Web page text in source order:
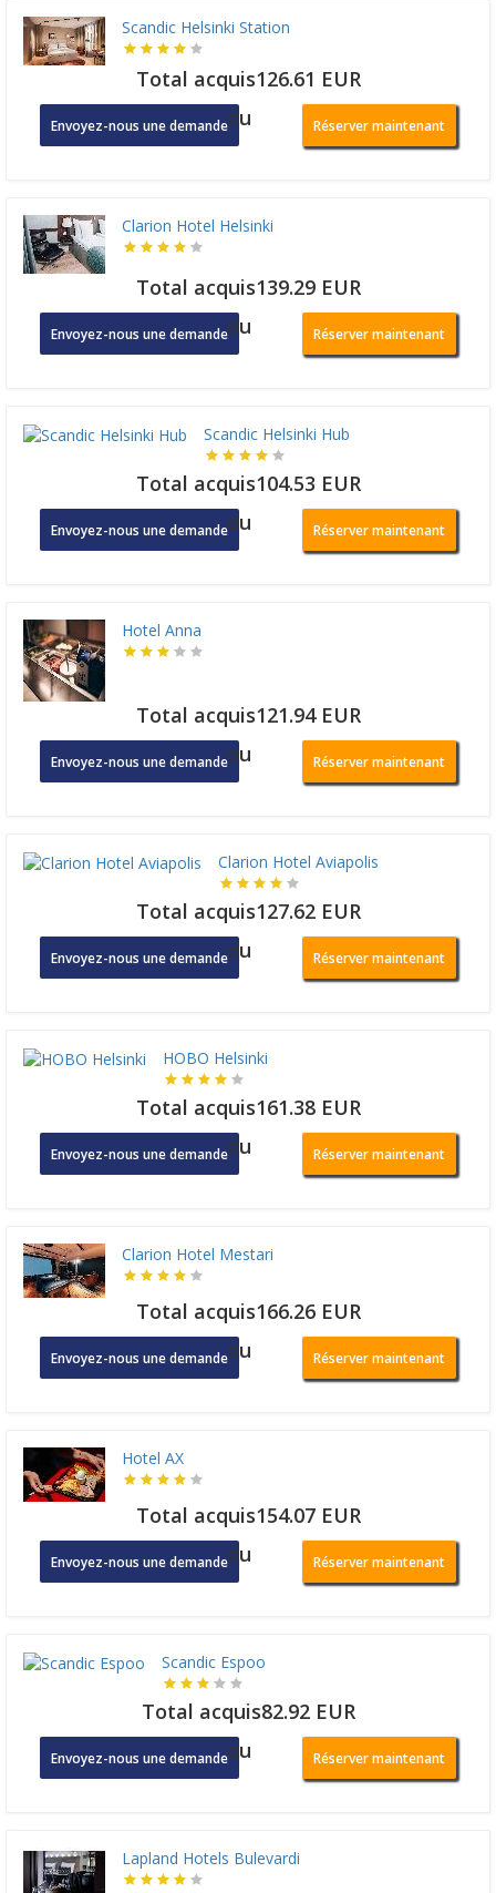
Scandic Helsinki Station
Total acquis126.61 EUR
Envoyez-nous une demandeou Réserver maintenant
Clarion Hotel Helsinki
Total acquis139.29 EUR
Envoyez-nous une demandeou Réserver maintenant
Scandic Helsinki Hub
Total acquis104.53 EUR
Envoyez-nous une demandeou Réserver maintenant
Hotel Anna
Total acquis121.94 EUR
Envoyez-nous une demandeou Réserver maintenant
Clarion Hotel Aviapolis
Total acquis127.62 EUR
Envoyez-nous une demandeou Réserver maintenant
HOBO Helsinki
Total acquis161.38 EUR
Envoyez-nous une demandeou Réserver maintenant
Clarion Hotel Mestari
Total acquis166.26 EUR
Envoyez-nous une demandeou Réserver maintenant
Hotel AX
Total acquis154.07 EUR
Envoyez-nous une demandeou Réserver maintenant
Scandic Espoo
Total acquis82.92 EUR
Envoyez-nous une demandeou Réserver maintenant
Lapland Hotels Bulevardi